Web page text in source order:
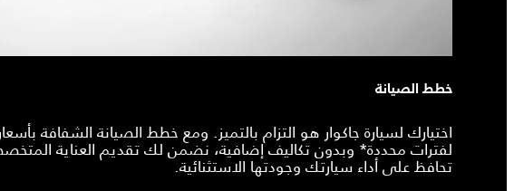
خطط الصيانة
اختيارك لسيارة جاكوار هو التزام بالتميز. ومع خطط الصيانة الشفافة
لفترات محددة* وبدون تكاليف إضافية، نضمن لك تقديم العناية
تحافظ على أداء سيارتك وجودتها الاستثنائية.